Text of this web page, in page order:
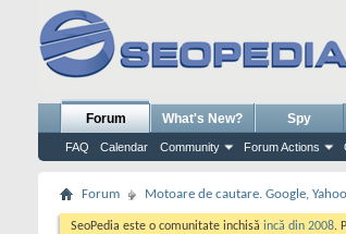
Forum
FAQ Calendar Community Forum Actions
What's New? Spy
Forum Motoare de cautare. Google,
SeoPedia este o comunitate inchisă incă din 2008.